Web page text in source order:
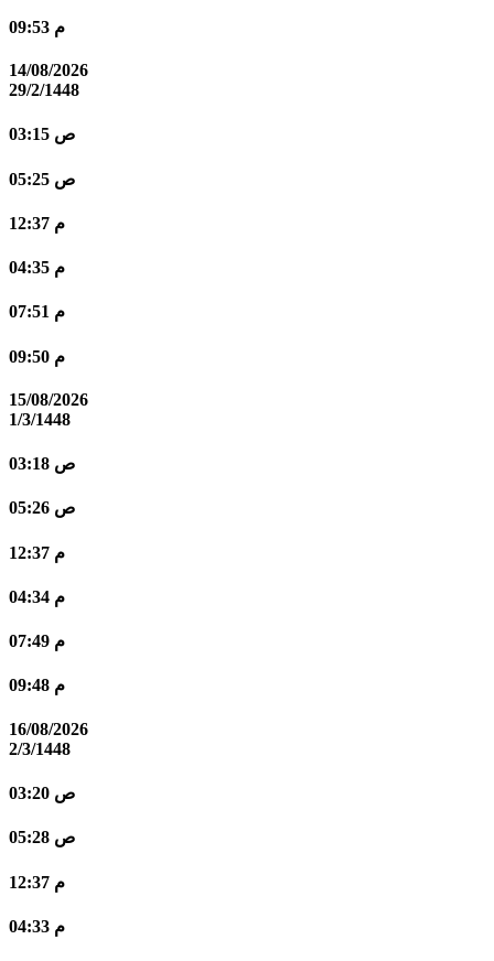
09:53 م
14/08/2026
29/2/1448
03:15 ص
05:25 ص
12:37 م
04:35 م
07:51 م
09:50 م
15/08/2026
1/3/1448
03:18 ص
05:26 ص
12:37 م
04:34 م
07:49 م
09:48 م
16/08/2026
2/3/1448
03:20 ص
05:28 ص
12:37 م
04:33 م